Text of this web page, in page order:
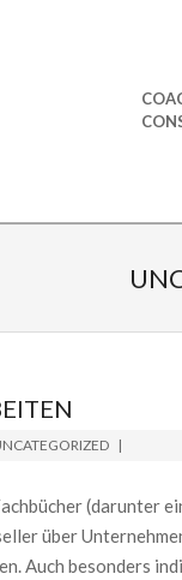
(darunter
über
Auch besonders